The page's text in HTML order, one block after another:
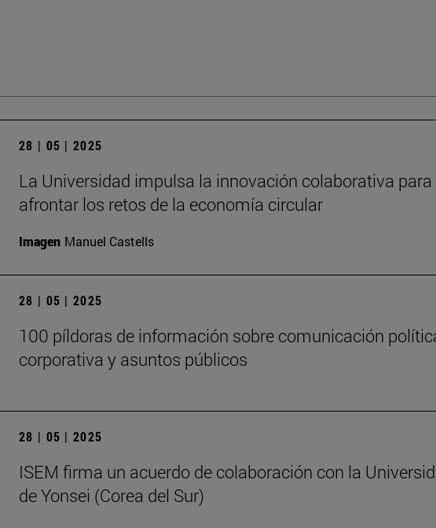
28 | 05 | 2025
La Universidad impulsa la innovación colaborativa para
afrontar los retos de la economía circular
Imagen Manuel Castells
28 | 05 | 2025
100 píldoras de información sobre comunicación
corporativa y asuntos públicos
28 | 05 | 2025
ISEM firma un acuerdo de colaboración con la
de Yonsei (Corea del Sur)